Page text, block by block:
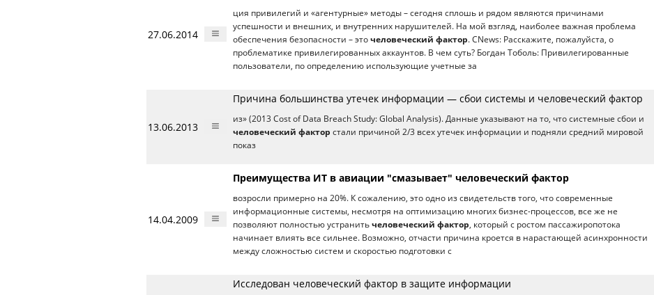
27.06.2014
ция привилегий и «агентурные» методы – сегодня сплошь и рядом являются причинами
успешности и внешних, и внутренних нарушителей. На мой взгляд, наиболее важная проблема
обеспечения безопасности – это человеческий фактор. CNews: Расскажите, пожалуйста, о
проблематике привилегированных аккаунтов. В чем суть? Богдан Тоболь: Привилегированные
пользователи, по определению использующие учетные за
13.06.2013
Причина большинства утечек информации — сбои системы и человеческий фактор
из» (2013 Cost of Data Breach Study: Global Analysis). Данные указывают на то, что системные сбои и
человеческий фактор стали причиной 2/3 всех утечек информации и подняли средний мировой
показ
14.04.2009
Преимущества ИТ в авиации "смазывает" человеческий фактор
возросли примерно на 20%. К сожалению, это одно из свидетельств того, что современные
информационные системы, несмотря на оптимизацию многих бизнес-процессов, все же не
позволяют полностью устранить человеческий фактор, который с ростом пассажиропотока
начинает влиять все сильнее. Возможно, отчасти причина кроется в нарастающей асинхронности
между сложностью систем и скоростью подготовки с
Исследован человеческий фактор в защите информации